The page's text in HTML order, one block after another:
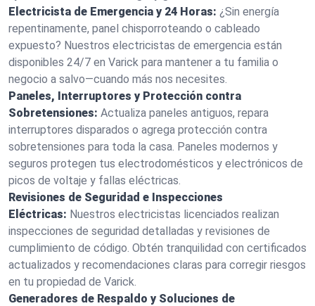
Electricista de Emergencia y 24 Horas: ¿Sin energía
repentinamente, panel chisporroteando o cableado
expuesto? Nuestros electricistas de emergencia están
disponibles 24/7 en Varick para mantener a tu familia o
negocio a salvo—cuando más nos necesites.
Paneles, Interruptores y Protección contra
Sobretensiones: Actualiza paneles antiguos, repara
interruptores disparados o agrega protección contra
sobretensiones para toda la casa. Paneles modernos y
seguros protegen tus electrodomésticos y electrónicos de
picos de voltaje y fallas eléctricas.
Revisiones de Seguridad e Inspecciones
Eléctricas: Nuestros electricistas licenciados realizan
inspecciones de seguridad detalladas y revisiones de
cumplimiento de código. Obtén tranquilidad con certificados
actualizados y recomendaciones claras para corregir riesgos
en tu propiedad de Varick.
Generadores de Respaldo y Soluciones de